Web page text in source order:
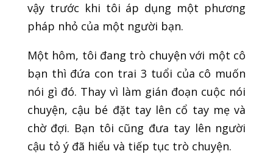
vậy trước khi tôi áp dụng một phương
pháp nhỏ của một người bạn.
Một hôm, tôi đang trò chuyện với một cô
bạn thì đứa con trai 3 tuổi của cô muốn
nói gì đó. Thay vì làm gián đoạn cuộc nói
chuyện, cậu bé đặt tay lên cổ tay mẹ và
chờ đợi. Bạn tôi cũng đưa tay lên người
cậu tỏ ý đã hiểu và tiếp tục trò chuyện.